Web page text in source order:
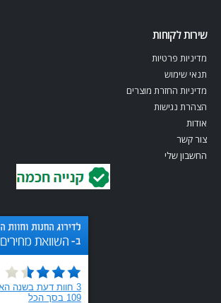
שירות לקוחות
מדיניות פרטיות
תנאי שימוש
מדיניות החזרת מוצרים
הצהרת נגישות
אודות
צור קשר
החשבון שלי